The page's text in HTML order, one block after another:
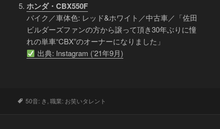
ホンダ・CBX550F
バイク／車体色: レッド&ホワイト／中古車／「佐田
ビルダーズファンの方から譲って頂き30年ぶりに憧
れの単車“CBX”のオーナーになりました」
出典: Instagram (’21年9月)
タ
50音: き,職業: お笑いタレント